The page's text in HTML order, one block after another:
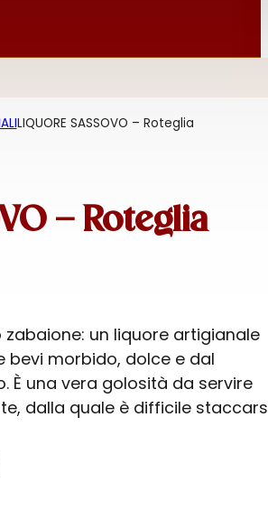
LIQUORE SASSOVO – Roteglia
– Roteglia
un liquore artigianale
bevi morbido, dolce e dal
È una vera golosità da servire
dalla quale è difficile